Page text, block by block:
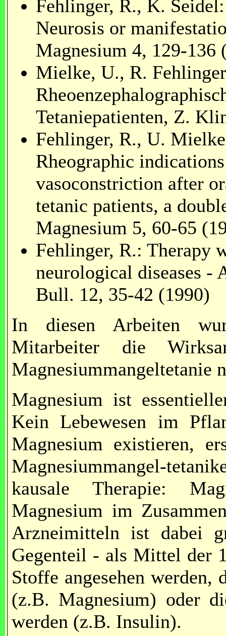
Fehlinger, R., K.
Neurosis or
Magnesium 4, 129-136
Mielke, U., R.
Tetaniepatienten, Z.
Fehlinger, R., U.
Rheographic
vasoconstriction after
tetanic patients, a
Magnesium 5, 60-65
Fehlinger, R.: Therapy
neurological diseases -
Bull. 12, 35-42 (1990)
In diesen Arbeiten
Mitarbeiter die
Magnesiummangeltetanie
Magnesium ist
Kein Lebewesen im
Magnesium existieren,
Magnesiummangel-
kausale Therapie:
Magnesium im
Arzneimitteln ist dabei
Gegenteil - als Mittel der
Stoffe angesehen
(z.B. Magnesium) oder
werden (z.B. Insulin).